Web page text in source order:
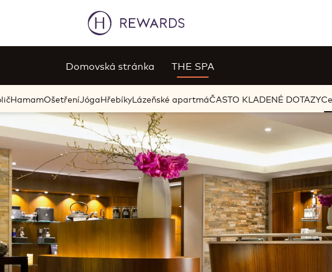
Domovská stránka THE SPA
HamamOšetřeníJógaHřebíkyLázeňské apartmáČASTO KLADENÉ DOTAZY